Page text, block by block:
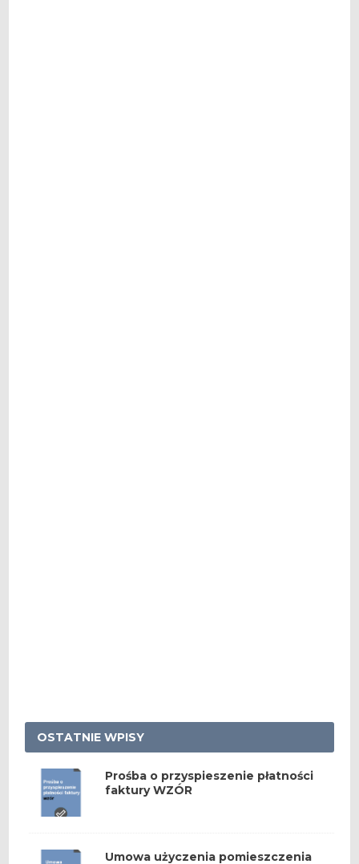
OSTATNIE WPISY
Prośba o przyspieszenie płatności
faktury WZÓR
Umowa użyczenia pomieszczenia